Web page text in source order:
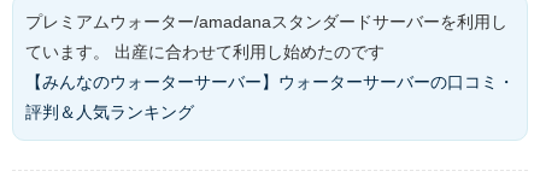
プレミアムウォーター/amadanaスタンダードサーバーを利用し
ています。 出産に合わせて利用し始めたのです
【みんなのウォーターサーバー】ウォーターサーバーの口コミ・
評判＆人気ランキング